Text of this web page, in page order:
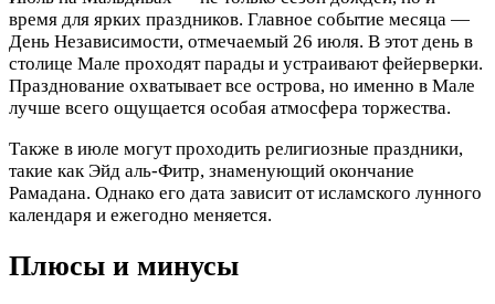
время для ярких праздников. Главное событие месяца —
День Независимости, отмечаемый 26 июля. В этот день в
столице Мале проходят парады и устраивают фейерверки.
Празднование охватывает все острова, но именно в Мале
лучше всего ощущается особая атмосфера торжества.
Также в июле могут проходить религиозные праздники,
такие как Эйд аль-Фитр, знаменующий окончание
Рамадана. Однако его дата зависит от исламского лунного
календаря и ежегодно меняется.
Плюсы и минусы